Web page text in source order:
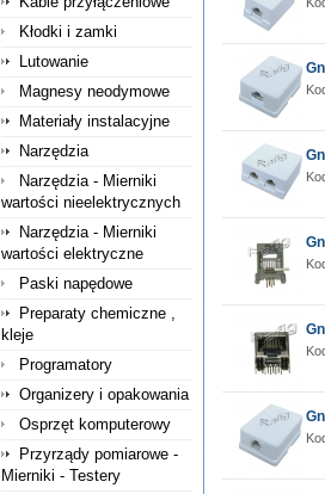
Kłodki i zamki
Lutowanie
Magnesy neodymowe
Materiały instalacyjne
Narzędzia
Narzędzia - Mierniki
wartości nieelektrycznych
Narzędzia - Mierniki
wartości elektryczne
Paski napędowe
Preparaty chemiczne ,
kleje
Programatory
Organizery i opakowania
Osprzęt komputerowy
Przyrządy pomiarowe -
Mierniki - Testery